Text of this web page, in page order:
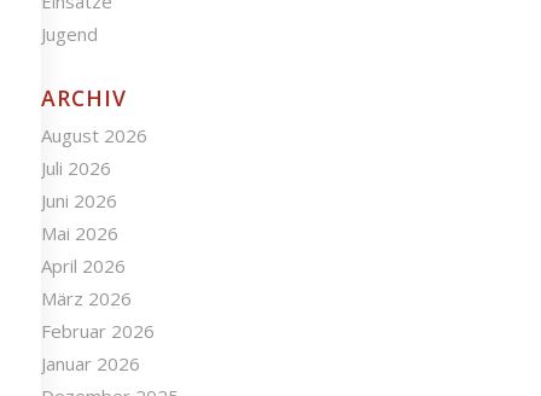
Jugend
ARCHIV
August 2026
Juli 2026
Juni 2026
Mai 2026
April 2026
März 2026
Februar 2026
Januar 2026